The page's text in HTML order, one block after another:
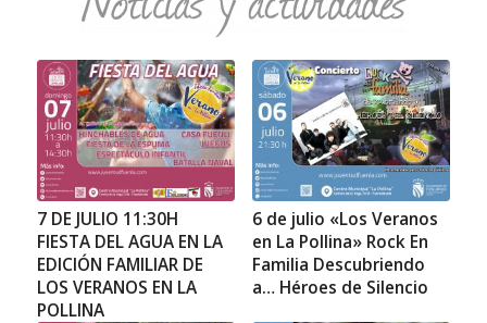
7 DE JULIO 11:30H
FIESTA DEL AGUA EN LA
EDICIÓN FAMILIAR DE
LOS VERANOS EN LA
POLLINA
6 de julio «Los Veranos
en La Pollina» Rock En
Familia Descubriendo
a… Héroes de Silencio